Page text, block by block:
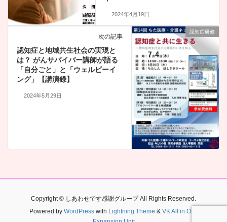
2024年4月19日
認知症研修
次の記事
認知症と地域共生社会の実現と
は？ がんサバイバー講師が語る
「自分ごと」と「ウェルビーイ
ング」【講演録】
2024年5月29日
Copyright © しあわせです感謝グループ All Rights Reserved.
Powered by WordPresswith Lightning Theme & VK All in One